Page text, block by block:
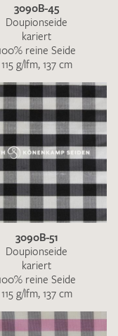
3090B-45
Doupionseide
kariert
reine Seide
115 g/lfm, 137 cm
3090B-51
Doupionseide
kariert
reine Seide
115 g/lfm, 137 cm